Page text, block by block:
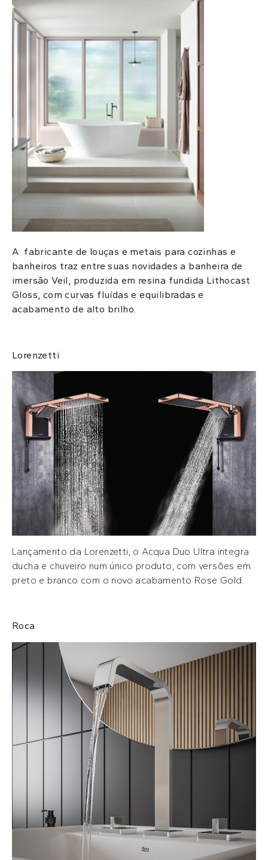
A fabricante de louças e metais para cozinhas e
banheiros traz entre suas novidades a banheira de
imersão Veil, produzida em resina fundida Lithocast
Gloss, com curvas fluídas e equilibradas e
acabamento de alto brilho.
Lorenzetti
Lançamento da Lorenzetti, o Acqua Duo Ultra integra
ducha e chuveiro num único produto, com versões em
preto e branco com o novo acabamento Rose Gold.
Roca